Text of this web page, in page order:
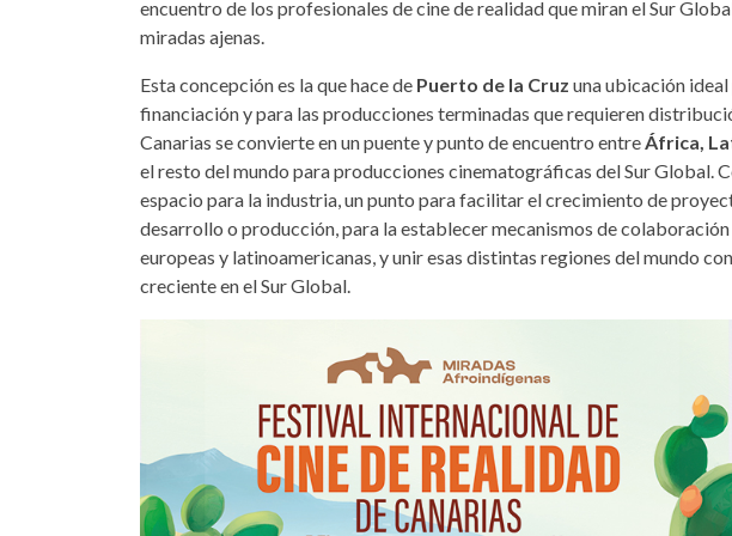
encuentro de los profesionales de cine de realidad que miran el Sur
miradas ajenas.
Esta concepción es la que hace de Puerto de la Cruz una ubicación
financiación y para las producciones terminadas que requieren
Canarias se convierte en un puente y punto de encuentro entre África,
el resto del mundo para producciones cinematográficas del Sur Global.
espacio para la industria, un punto para facilitar el crecimiento de
desarrollo o producción, para la establecer mecanismos de
europeas y latinoamericanas, y unir esas distintas regiones del mundo
creciente en el Sur Global.
miradas-afroindigenas-cartel.jpg